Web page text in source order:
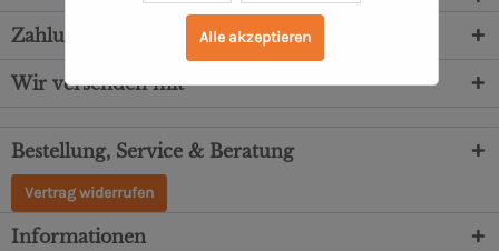
Zahlungsarten
Wir versenden mit
Bestellung, Service & Beratung
Vertrag widerrufen
Informationen
Alle akzeptieren